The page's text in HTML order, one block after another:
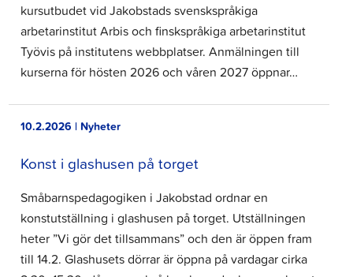
kursutbudet vid Jakobstads svenskspråkiga
arbetarinstitut Arbis och finskspråkiga arbetarinstitut
Työvis på institutens webbplatser. Anmälningen till
kurserna för hösten 2026 och våren 2027 öppnar…
10.2.2026 | Nyheter
Konst i glashusen på torget
Småbarnspedagogiken i Jakobstad ordnar en
konstutställning i glashusen på torget. Utställningen
heter ”Vi gör det tillsammans” och den är öppen fram
till 14.2. Glashusets dörrar är öppna på vardagar cirka